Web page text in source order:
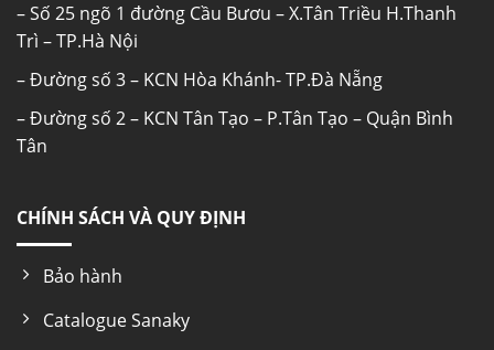
– Số 25 ngõ 1 đường Cầu Bươu – X.Tân Triều H.Thanh
Trì – TP.Hà Nội
– Đường số 3 – KCN Hòa Khánh- TP.Đà Nẵng
– Đường số 2 – KCN Tân Tạo – P.Tân Tạo – Quận Bình
Tân
CHÍNH SÁCH VÀ QUY ĐỊNH
Bảo hành
Catalogue Sanaky